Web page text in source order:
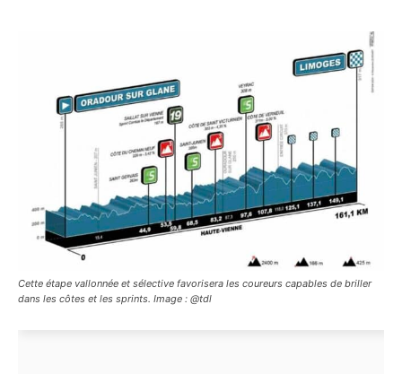
Cette étape vallonnée et sélective favorisera les coureurs capables de briller
dans les côtes et les sprints. Image : @tdl